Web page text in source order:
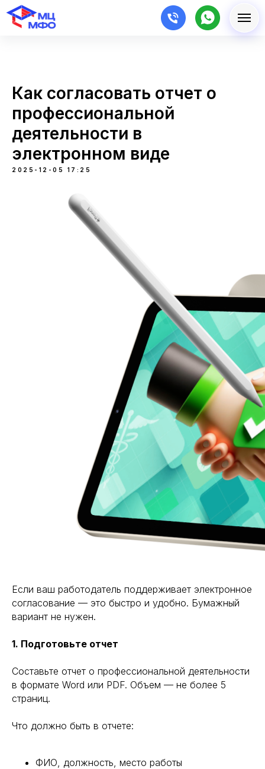
Как согласовать отчет о
профессиональной
деятельности в
электронном виде
2025-12-05 17:25
Если ваш работодатель поддерживает электронное
согласование — это быстро и удобно. Бумажный
вариант не нужен.
1. Подготовьте отчет
Составьте отчет о профессиональной деятельности
в формате Word или PDF. Объем — не более 5
страниц.
Что должно быть в отчете:
ФИО, должность, место работы